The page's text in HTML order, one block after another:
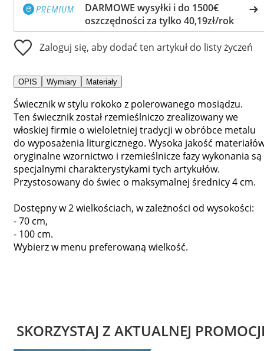
DARMOWE wysyłki i do 1500€
oszczędności za tylko 40,19zł/rok
Zaloguj się, aby dodać ten artykuł do listy życzeń
OPIS Wymiary Materiały
Świecznik w stylu rokoko z polerowanego mosiądzu.
Ten świecznik został rzemieślniczo zrealizowany we
włoskiej firmie o wieloletniej tradycji w obróbce metalu
do wyposażenia liturgicznego. Wysoka jakość
oryginalne wzornictwo i rzemieślnicze fazy wykonania są
specjalnymi charakterystykami tych artykułów.
Przystosowany do świec o maksymalnej średnicy 4 cm.
Dostępny w 2 wielkościach, w zależności od wysokości:
- 70 cm,
- 100 cm.
Wybierz w menu preferowaną wielkość.
SKORZYSTAJ Z AKTUALNEJ